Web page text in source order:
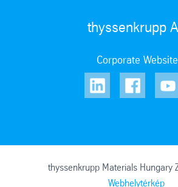
thyssenkrupp
Corporate Website
thyssenkrupp Materials
Webhelytérkép